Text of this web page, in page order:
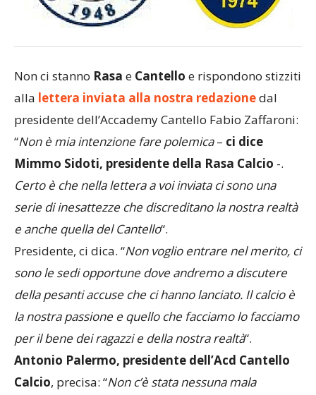
Non ci stanno Rasa e Cantello e rispondono stizziti
alla lettera inviata alla nostra redazionedal
presidente dell’Accademy Cantello Fabio Zaffaroni:
“Non è mia intenzione fare polemica– ci dice
Mimmo Sidoti, presidente della Rasa Calcio -.
Certo è che nella lettera a voi inviata ci sono una
serie di inesattezze che discreditano la nostra realtà
e anche quella del Cantello“.
Presidente, ci dica. “Non voglio entrare nel merito, ci
sono le sedi opportune dove andremo a discutere
della pesanti accuse che ci hanno lanciato. Il calcio è
la nostra passione e quello che facciamo lo facciamo
per il bene dei ragazzi e della nostra realtà“.
Antonio Palermo, presidente dell’Acd Cantello
Calcio, precisa: “Non c’è stata nessuna mala